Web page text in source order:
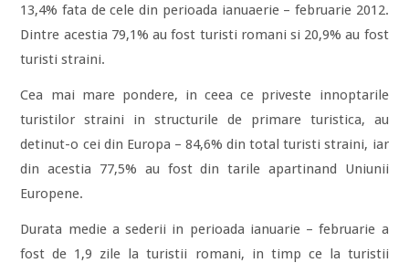
13,4% fata de cele din perioada ianuaerie – februarie 2012.
Dintre acestia 79,1% au fost turisti romani si 20,9% au fost
turisti straini.
Cea mai mare pondere, in ceea ce priveste innoptarile
turistilor straini in structurile de primare turistica, au
detinut-o cei din Europa – 84,6% din total turisti straini, iar
din acestia 77,5% au fost din tarile apartinand Uniunii
Europene.
Durata medie a sederii in perioada ianuarie – februarie a
fost de 1,9 zile la turistii romani, in timp ce la turistii